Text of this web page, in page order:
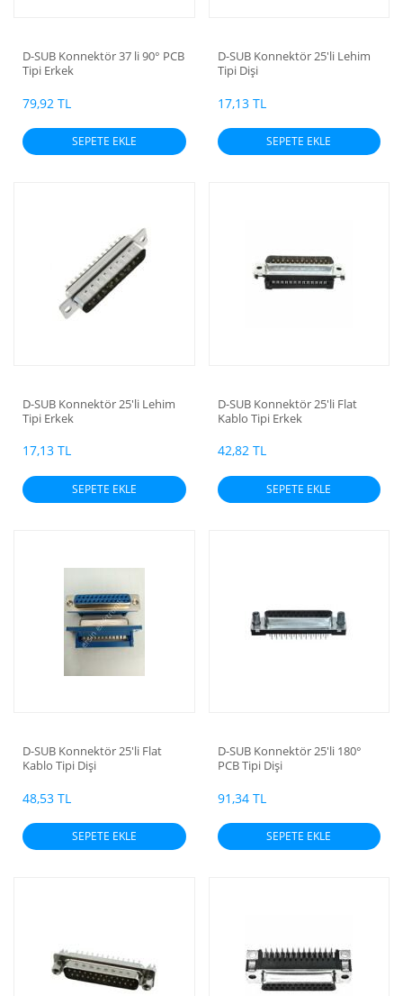
D-SUB Konnektör 37 li 90° PCB
Tipi Erkek
79,92 TL
SEPETE EKLE
D-SUB Konnektör 25'li Lehim
Tipi Dişi
17,13 TL
SEPETE EKLE
D-SUB Konnektör 25'li Lehim
Tipi Erkek
17,13 TL
SEPETE EKLE
D-SUB Konnektör 25'li Flat
Kablo Tipi Erkek
42,82 TL
SEPETE EKLE
D-SUB Konnektör 25'li Flat
Kablo Tipi Dişi
48,53 TL
SEPETE EKLE
D-SUB Konnektör 25'li 180°
PCB Tipi Dişi
91,34 TL
SEPETE EKLE